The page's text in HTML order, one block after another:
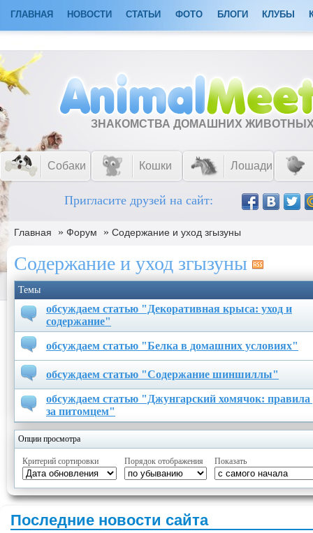
ГЛАВНАЯ НОВОСТИ СТАТЬИ ФОТО БЛОГИ КЛУБЫ
ЗНАКОМСТВА ДОМАШНИХ
Собаки Кошки Лошади
Пригласите друзей на сайт:
Главная » Форум » Содержание и уход згызуны
Содержание и уход згызуны
Темы
обсуждаем статью "Декоративная крыса: уход и
содержание"
обсуждаем статью "Белка в домашних условиях"
обсуждаем статью "Содержание шиншиллы"
обсуждаем статью "Джунгарский хомячок: правила
за питомцем"
Опции просмотра
Критерий сортировки Порядок отображения Показать
Последние новости сайта